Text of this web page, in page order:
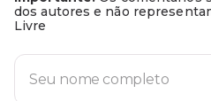
dos autores e não
Livre